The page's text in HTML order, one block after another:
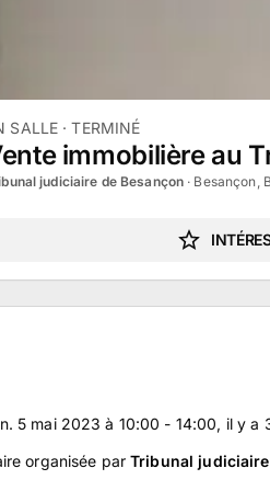
SALLE · TERMINÉ
immobilière au
judiciaire de Besançon · Besançon,
5 mai 2023 à 10:00 - 14:00, il y a
organisée parTribunal